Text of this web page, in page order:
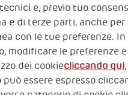
Fiscal code
VAT code
e, previo tuo
e di terze parti, anche
con le tue preferenze.
modificare le preferenze
dei cookiecliccando qui
può essere espresso